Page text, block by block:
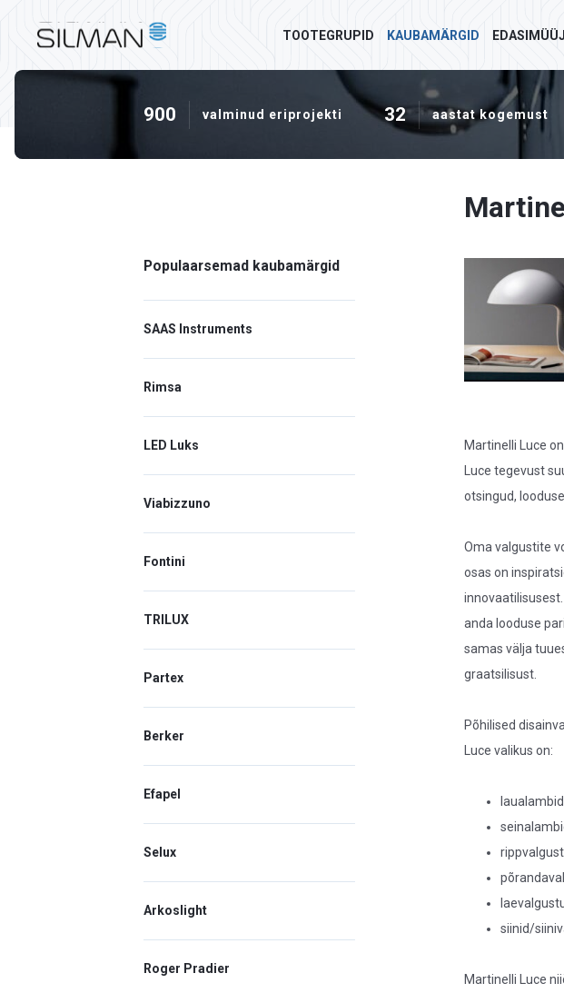
TOOTEGRUPID KAUBAMÄRGID
900 valminud eriprojekti 32 aastat kogemust
Populaarsemad kaubamärgid
SAAS Instruments
Rimsa
LED Luks
Viabizzuno
Fontini
TRILUX
Partex
Berker
Efapel
Selux
Arkoslight
Roger Pradier
Martinelli Luce
Luce tegevust
otsingud,
Oma valgustite
osas on
anda looduse
samas välja
graatsilisust.
Põhilised
Luce valikus on:
siinid/
Martinelli Luce